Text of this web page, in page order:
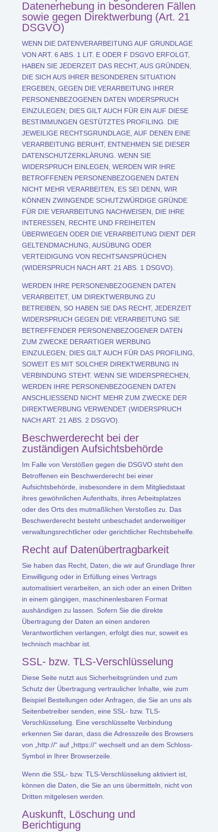
Datenerhebung in besonderen Fällen
sowie gegen Direktwerbung (Art. 21
DSGVO)
WENN DIE DATENVERARBEITUNG AUF GRUNDLAGE
VON ART. 6 ABS. 1 LIT. E ODER F DSGVO ERFOLGT,
HABEN SIE JEDERZEIT DAS RECHT, AUS GRÜNDEN,
DIE SICH AUS IHRER BESONDEREN SITUATION
ERGEBEN, GEGEN DIE VERARBEITUNG IHRER
PERSONENBEZOGENEN DATEN WIDERSPRUCH
EINZULEGEN; DIES GILT AUCH FÜR EIN AUF DIESE
BESTIMMUNGEN GESTÜTZTES PROFILING. DIE
JEWEILIGE RECHTSGRUNDLAGE, AUF DENEN EINE
VERARBEITUNG BERUHT, ENTNEHMEN SIE DIESER
DATENSCHUTZERKLÄRUNG. WENN SIE
WIDERSPRUCH EINLEGEN, WERDEN WIR IHRE
BETROFFENEN PERSONENBEZOGENEN DATEN
NICHT MEHR VERARBEITEN, ES SEI DENN, WIR
KÖNNEN ZWINGENDE SCHUTZWÜRDIGE GRÜNDE
FÜR DIE VERARBEITUNG NACHWEISEN, DIE IHRE
INTERESSEN, RECHTE UND FREIHEITEN
ÜBERWIEGEN ODER DIE VERARBEITUNG DIENT DER
GELTENDMACHUNG, AUSÜBUNG ODER
VERTEIDIGUNG VON RECHTSANSPRÜCHEN
(WIDERSPRUCH NACH ART. 21 ABS. 1 DSGVO).
WERDEN IHRE PERSONENBEZOGENEN DATEN
VERARBEITET, UM DIREKTWERBUNG ZU
BETREIBEN, SO HABEN SIE DAS RECHT, JEDERZEIT
WIDERSPRUCH GEGEN DIE VERARBEITUNG SIE
BETREFFENDER PERSONENBEZOGENER DATEN
ZUM ZWECKE DERARTIGER WERBUNG
EINZULEGEN; DIES GILT AUCH FÜR DAS PROFILING,
SOWEIT ES MIT SOLCHER DIREKTWERBUNG IN
VERBINDUNG STEHT. WENN SIE WIDERSPRECHEN,
WERDEN IHRE PERSONENBEZOGENEN DATEN
ANSCHLIESSEND NICHT MEHR ZUM ZWECKE DER
DIREKTWERBUNG VERWENDET (WIDERSPRUCH
NACH ART. 21 ABS. 2 DSGVO).
Beschwerde­recht bei der
zuständigen Aufsichts­behörde
Im Falle von Verstößen gegen die DSGVO steht den
Betroffenen ein Beschwerderecht bei einer
Aufsichtsbehörde, insbesondere in dem Mitgliedstaat
ihres gewöhnlichen Aufenthalts, ihres Arbeitsplatzes
oder des Orts des mutmaßlichen Verstoßes zu. Das
Beschwerderecht besteht unbeschadet anderweitiger
verwaltungsrechtlicher oder gerichtlicher Rechtsbehelfe.
Recht auf Daten­übertrag­barkeit
Sie haben das Recht, Daten, die wir auf Grundlage Ihrer
Einwilligung oder in Erfüllung eines Vertrags
automatisiert verarbeiten, an sich oder an einen Dritten
in einem gängigen, maschinenlesbaren Format
aushändigen zu lassen. Sofern Sie die direkte
Übertragung der Daten an einen anderen
Verantwortlichen verlangen, erfolgt dies nur, soweit es
technisch machbar ist.
SSL- bzw. TLS-Verschlüsselung
Diese Seite nutzt aus Sicherheitsgründen und zum
Schutz der Übertragung vertraulicher Inhalte, wie zum
Beispiel Bestellungen oder Anfragen, die Sie an uns als
Seitenbetreiber senden, eine SSL- bzw. TLS-
Verschlüsselung. Eine verschlüsselte Verbindung
erkennen Sie daran, dass die Adresszeile des Browsers
von „http://“ auf „https://“ wechselt und an dem Schloss-
Symbol in Ihrer Browserzeile.
Wenn die SSL- bzw. TLS-Verschlüsselung aktiviert ist,
können die Daten, die Sie an uns übermitteln, nicht von
Dritten mitgelesen werden.
Auskunft, Löschung und
Berichtigung